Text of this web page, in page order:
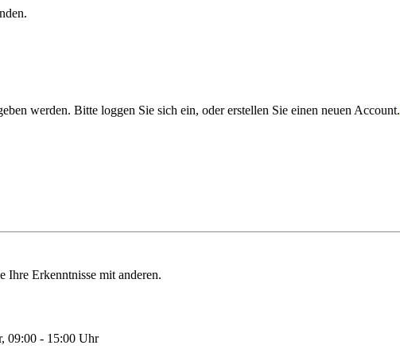
werden. Bitte loggen Sie sich ein, oder erstellen Sie einen neuen Account.
Ihre Erkenntnisse mit anderen.
09:00 - 15:00 Uhr